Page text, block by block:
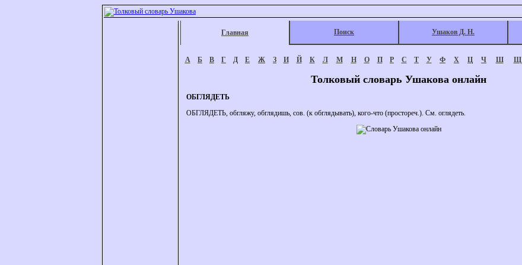
Главная Поиск Ушаков Д. Н.
А Б В Г Д Е Ж З И Й К Л М Н О П Р С Т У Ф Х Ц Ч Ш Щ
Толковый словарь Ушакова онлайн
ОБГЛЯДЕТЬ
ОБГЛЯДЕТЬ, обгляжу, обглядишь, сов. (к обглядывать), кого-что (простореч.). См. оглядеть.